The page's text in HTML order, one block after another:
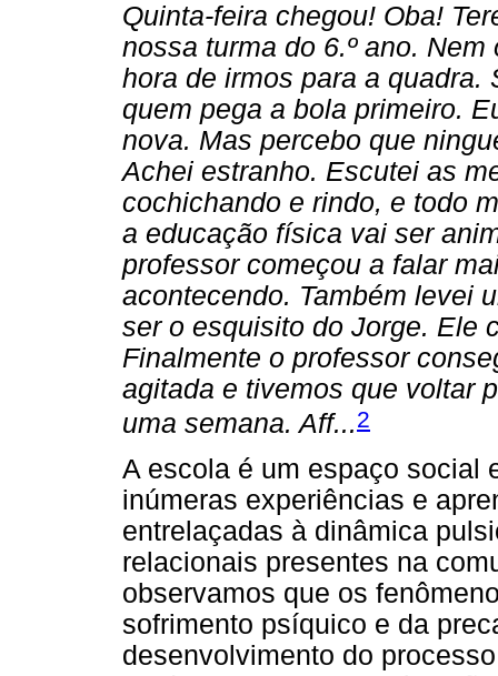
Quinta-feira chegou! Oba!
nossa turma do 6.º ano.
hora de irmos para a quadra.
quem pega a bola primeiro.
nova. Mas percebo que
Achei estranho. Escutei as
cochichando e rindo, e todo
a educação física vai ser
professor começou a falar
acontecendo. Também levei
ser o esquisito do Jorge. Ele
Finalmente o professor
agitada e tivemos que voltar
uma semana. Aff...2
A escola é um espaço social
inúmeras experiências e
entrelaçadas à dinâmica
relacionais presentes na
observamos que os
sofrimento psíquico e da
desenvolvimento do